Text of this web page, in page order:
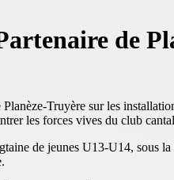
de
Truyère sur les
les forces vives du club
de jeunes U13-U14, sous